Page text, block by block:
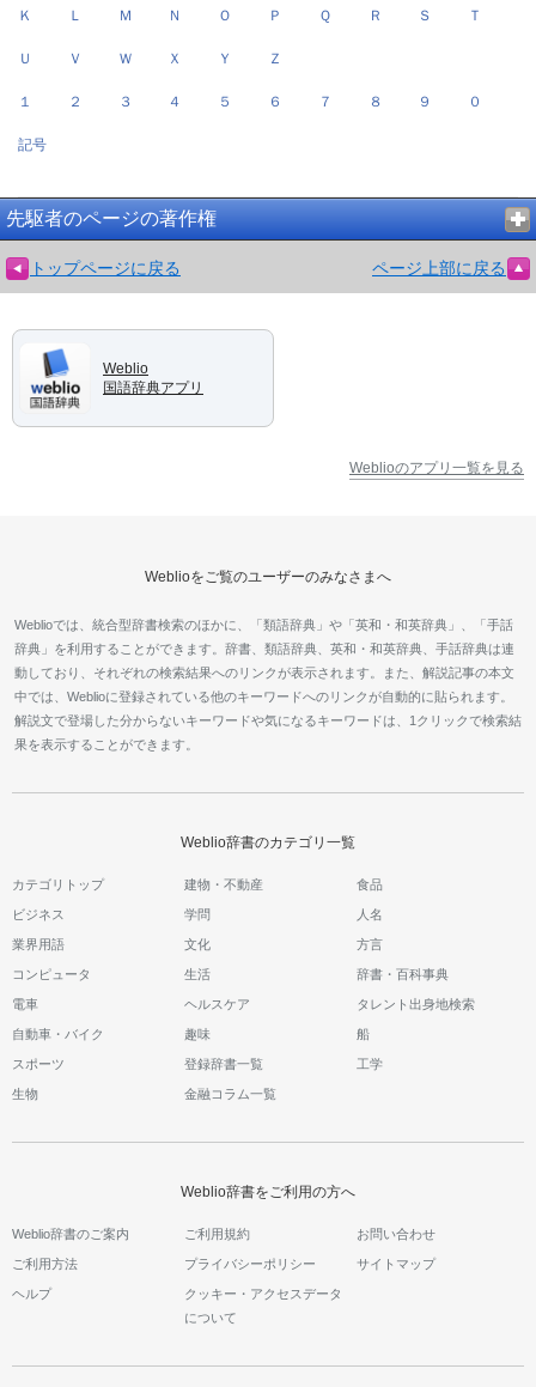
Ｋ Ｌ Ｍ Ｎ Ｏ Ｐ Ｑ Ｒ Ｓ Ｔ
Ｕ Ｖ Ｗ Ｘ Ｙ Ｚ
１ ２ ３ ４ ５ ６ ７ ８ ９ ０
記号
先駆者のページの著作権
トップページに戻る ページ上部に戻る
Weblio
国語辞典アプリ
Weblioのアプリ一覧を見る
Weblioをご覧のユーザーのみなさまへ
Weblioでは、統合型辞書検索のほかに、「類語辞典」や「英和・和英辞典」、「手話
辞典」を利用することができます。辞書、類語辞典、英和・和英辞典、手話辞典は連
動しており、それぞれの検索結果へのリンクが表示されます。また、解説記事の本文
中では、Weblioに登録されている他のキーワードへのリンクが自動的に貼られます。
解説文で登場した分からないキーワードや気になるキーワードは、1クリックで検索結
果を表示することができます。
Weblio辞書のカテゴリ一覧
カテゴリトップ 建物・不動産 食品
ビジネス 学問 人名
業界用語 文化 方言
コンピュータ 生活 辞書・百科事典
電車 ヘルスケア タレント出身地検索
自動車・バイク 趣味 船
スポーツ 登録辞書一覧 工学
生物 金融コラム一覧
Weblio辞書をご利用の方へ
Weblio辞書のご案内 ご利用規約 お問い合わせ
ご利用方法 プライバシーポリシー サイトマップ
ヘルプ
クッキー・アクセスデータ
について